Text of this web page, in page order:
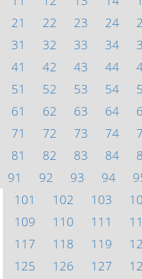
21
22 23 24
31
32 33 34
41
42 43 44
51
52 53 54
61
62 63 64
71
72 73 74
81
82 83 84
91
92 93 94
101
102 103
109
110 111
117
118 119
125
126 127